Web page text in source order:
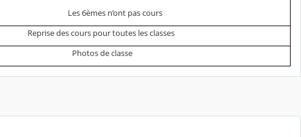
Les 6èmes n’ont pas cours
Reprise des cours pour toutes les classes
Photos de classe